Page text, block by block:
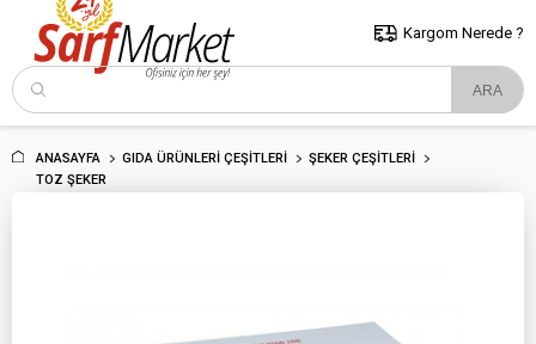
5000 TL ve Üzeri Alışverişlerde İstanbul İçi Kargo Bedava!
ve Trakya İçin Tıklayın..
Kargom Nerede ?
ANASAYFA GIDA ÜRÜNLERI ÇEŞITLERI
ŞEKER ÇEŞITLERI
TOZ ŞEKER